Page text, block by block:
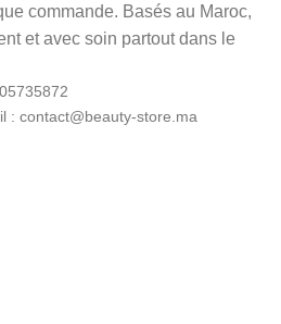
commande. Basés au Maroc,
et avec soin partout dans le
: contact@beauty-store.ma